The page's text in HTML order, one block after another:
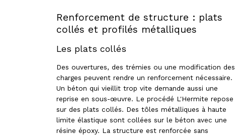
Renforcement de structure : plats
collés et profilés métalliques
Les plats collés
Des ouvertures, des trémies ou une modification des
charges peuvent rendre un renforcement nécessaire.
Un béton qui vieillit trop vite demande aussi une
reprise en sous-œuvre. Le procédé L'Hermite repose
sur des plats collés. Des tôles métalliques à haute
limite élastique sont collées sur le béton avec une
résine époxy. La structure est renforcée sans